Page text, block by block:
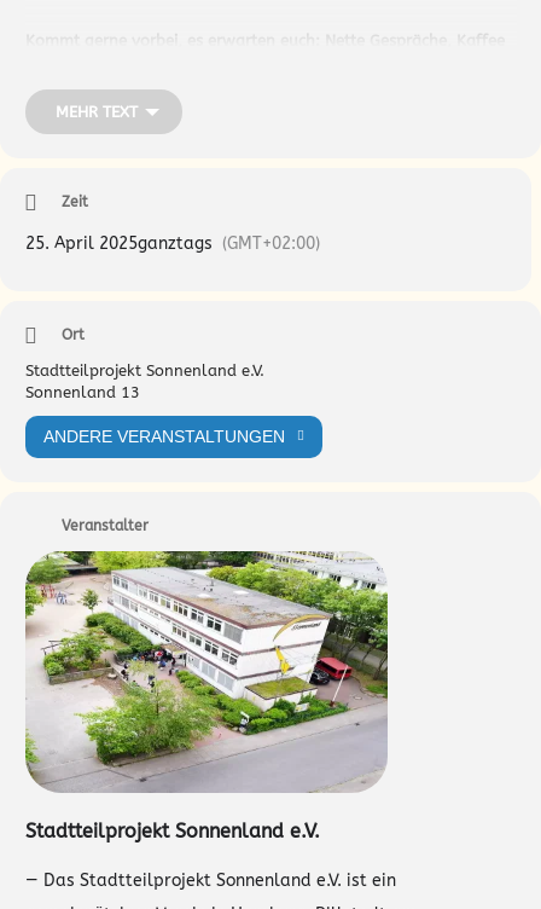
Kommt gerne vorbei, es erwarten euch: Nette Gespräche, Kaffee
Das Angebot ist kostenlos und ohne Anmeldung.
Kommt gerne vorbei.
MEHR TEXT
Zeit
25. April 2025ganztags (GMT+02:00)
Ort
Stadtteilprojekt Sonnenland e.V.
Sonnenland 13
ANDERE VERANSTALTUNGEN
Veranstalter
Stadtteilprojekt Sonnenland e.V.
— Das Stadtteilprojekt Sonnenland e.V. ist ein